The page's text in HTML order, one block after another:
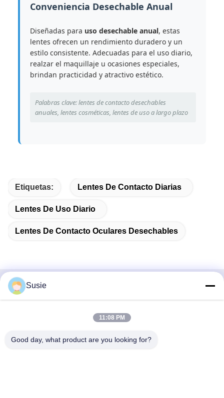
Conveniencia Desechable Anual
Diseñadas para uso desechable anual, estas
lentes ofrecen un rendimiento duradero y un
estilo consistente. Adecuadas para el uso diario,
realzar el maquillaje u ocasiones especiales,
brindan practicidad y atractivo estético.
Palabras clave: lentes de contacto desechables
anuales, lentes cosméticas, lentes de uso a largo plazo
Etiquetas: Lentes De Contacto Diarias
Lentes De Uso Diario
Lentes De Contacto Oculares Desechables
Contacto rápido
1ra Carretera Zhongyi, Distrito de Yuhua, Changsha, Hunan,
Susie
11:08 PM
Good day, what product are you looking for?